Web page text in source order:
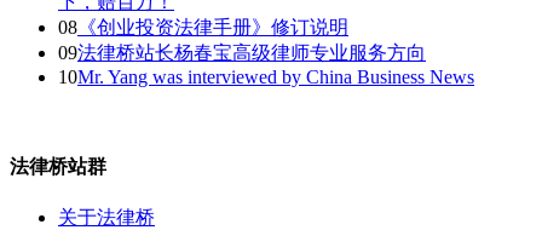
08 《创业投资法律手册》修订说明
09法律桥站长杨春宝高级律师专业服务方向
10Mr. Yang was interviewed by China Business News
法律桥站群
关于法律桥